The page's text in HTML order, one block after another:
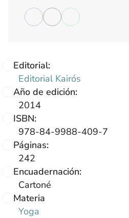
Editorial:
Editorial Kairós
Año de edición:
2014
ISBN:
978-84-9988-409-7
Páginas:
242
Encuadernación:
Cartoné
Materia
Yoga